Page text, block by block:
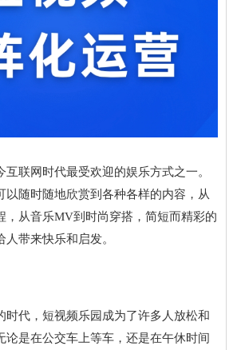
联网时代最受欢迎的娱乐方式之一。
以随时随地欣赏到各种各样的内容，从
，从音乐MV到时尚穿搭，简短而精彩的
带来快乐和启发。
时代，短视频乐园成为了许多人放松和
论是在公交车上等车，还是在午休时间